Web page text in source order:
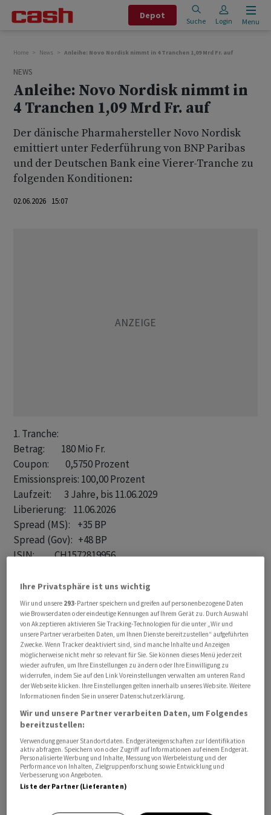
Depot
Suche Login Menu
Home News Anleihe: Novo Nordisk nimmt in 4 Tranchen 1,09 Mrd Fr. auf
NEWS
Anleihe: Novo Nordisk nimmt in
4 Tranchen 1,09 Mrd Fr. auf
Der dänische Pharmahersteller Novo Nordisk
emittiert unter Federführung von BNP Paribas
und der Deutschen Bank eine Vierer-Tranche zu
folgenden Konditionen:
02.06.2026 15:07
1. Tranche:
Betrag:         180 Mio Fr.
Coupon:         0,5750 Prozent
Emissionspreis: 100,00 Prozent
Laufzeit:       3 Jahre, bis 11.06.2029
Liberierung:    11.06.2026
Spread (MS):    +35 BP
Spread (Gov):   +48 BP
ISIN:           CH1572819956
Kotierung:      SIX, ab 10.06.2026
2. Tranche:
Betrag:         400 Mio Fr.
Coupon:         0,9425 Prozent
Emissionspreis: 100,00 Prozent
Laufzeit:       6 Jahre, bis 11.06.2032
Liberierung:    11.06.2026
Spread (MS):    +55 BP
Spred (Gov):    +70 BP
ISIN:           CH1572819964
Rating:         Aa3/AA (Moody's/S&P)
Kotierung:      SIX, ab 10.06.2026
Ihre Privatsphäre ist uns wichtig
Wir und unsere 293-Partner speichern und greifen auf personenbezogene Daten
wie Browserdaten oder eindeutige Kennungen auf Ihrem Gerät zu. Durch Auswahl
von Akzeptieren aktivieren Sie Tracking-Technologien für die unter „Wir und
unsere Partner verarbeiten Daten, um Ihnen Dienste bereitzustellen“ aufgeführten
Zwecke. Wenn Tracker deaktiviert sind, sind manche Inhalte und Anzeigen
möglicherweise nicht mehr so relevant für Sie. Sie können dieses Menü jederzeit
wieder aufrufen, um Ihre Einstellungen zu ändern oder Ihre Einwilligung zu
widerrufen, indem Sie auf den Link Voreinstellungen verwalten am unteren Rand
der Webseite klicken. Ihre Einstellungen gelten innerhalb unseres Website. Weitere
Informationen finden Sie in unserer Datenschutzerklärung.
Wir und unsere Partner verarbeiten Daten, um Folgendes
bereitzustellen:
Verwendung genauer Standortdaten. Endgeräteeigenschaften zur Identifikation
aktiv abfragen. Speichern von oder Zugriff auf Informationen auf einem Endgerät.
Personalisierte Werbung und Inhalte, Messung von Werbeleistung und der
Performance von Inhalten, Zielgruppenforschung sowie Entwicklung und
Verbesserung von Angeboten.
Liste der Partner (Lieferanten)